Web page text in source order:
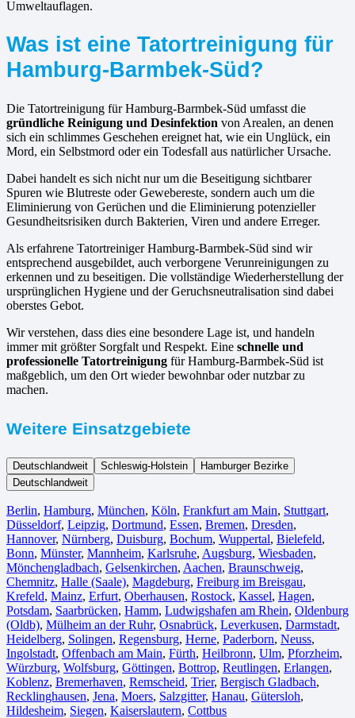
Umweltauflagen.
Was ist eine Tatortreinigung für
Hamburg-Barmbek-Süd?
Die Tatortreinigung für Hamburg-Barmbek-Süd umfasst die
gründliche Reinigung und Desinfektion von Arealen, an denen
sich ein schlimmes Geschehen ereignet hat, wie ein Unglück, ein
Mord, ein Selbstmord oder ein Todesfall aus natürlicher Ursache.
Dabei handelt es sich nicht nur um die Beseitigung sichtbarer
Spuren wie Blutreste oder Gewebereste, sondern auch um die
Eliminierung von Gerüchen und die Eliminierung potenzieller
Gesundheitsrisiken durch Bakterien, Viren und andere Erreger.
Als erfahrene Tatortreiniger Hamburg-Barmbek-Süd sind wir
entsprechend ausgebildet, auch verborgene Verunreinigungen zu
erkennen und zu beseitigen. Die vollständige Wiederherstellung der
ursprünglichen Hygiene und der Geruchsneutralisation sind dabei
oberstes Gebot.
Wir verstehen, dass dies eine besondere Lage ist, und handeln
immer mit größter Sorgfalt und Respekt. Eine schnelle und
professionelle Tatortreinigung für Hamburg-Barmbek-Süd ist
maßgeblich, um den Ort wieder bewohnbar oder nutzbar zu
machen.
Weitere Einsatzgebiete
Deutschlandweit Schleswig-Holstein
Hamburger Bezirke
Deutschlandweit
Berlin⁠, Hamburg, München, Köln⁠, Frankfurt am Main, Stuttgart,
Düsseldorf, Leipzig, Dortmund, Essen, Bremen, Dresden,
Hannover, Nürnberg, Duisburg⁠, Bochum, Wuppertal⁠, Bielefeld⁠,
Bonn⁠, Münster⁠, Mannheim, Karlsruhe, Augsburg, Wiesbaden⁠,
Mönchengladbach⁠, Gelsenkirchen⁠, Aachen⁠, Braunschweig,
Chemnitz⁠, Halle (Saale)⁠, Magdeburg, Freiburg im Breisgau⁠,
Krefeld⁠, Mainz⁠, Erfurt, Oberhausen⁠, Rostock⁠, Kassel⁠, Hagen,
Potsdam, Saarbrücken⁠, Hamm, Ludwigshafen am Rhein⁠, Oldenburg
(Oldb), Mülheim an der Ruhr, Osnabrück⁠, Leverkusen, Darmstadt⁠,
Heidelberg, Solingen, Regensburg, Herne⁠, Paderborn, Neuss,
Ingolstadt, Offenbach am Main, Fürth⁠, Heilbronn, Ulm⁠, Pforzheim,
Würzburg, Wolfsburg⁠, Göttingen, Bottrop, Reutlingen, Erlangen⁠,
Koblenz, Bremerhaven⁠, Remscheid, Trier⁠, Bergisch Gladbach,
Recklinghausen, Jena⁠, Moers⁠, Salzgitter⁠, Hanau, Gütersloh,
Hildesheim⁠, Siegen⁠, Kaiserslautern⁠, Cottbus⁠